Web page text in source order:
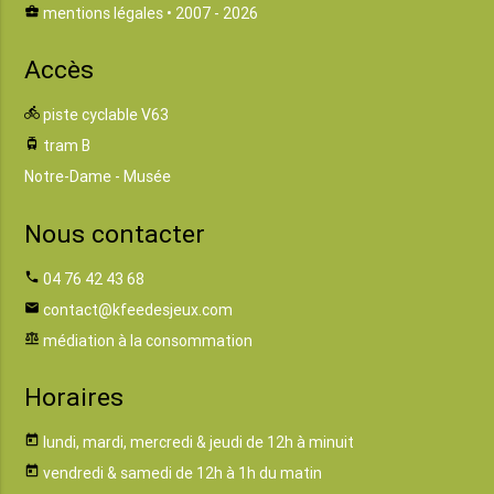
business_center mentions légales • 2007 - 2026
Accès
directions_bike piste cyclable V63
tram tram B
Notre-Dame - Musée
Nous contacter
phone 04 76 42 43 68
email contact@kfeedesjeux.com
balance médiation à la consommation
Horaires
today lundi, mardi, mercredi & jeudi de 12h à minuit
today vendredi & samedi de 12h à 1h du matin